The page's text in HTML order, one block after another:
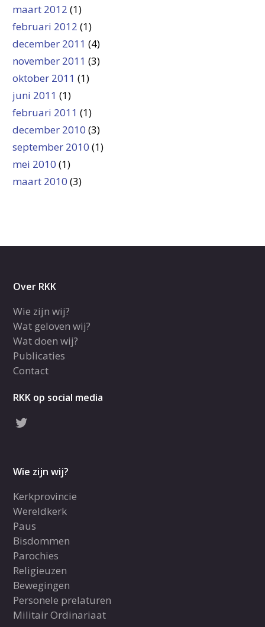
maart 2012 (1)
februari 2012 (1)
december 2011 (4)
november 2011 (3)
oktober 2011 (1)
juni 2011 (1)
februari 2011 (1)
december 2010 (3)
september 2010 (1)
mei 2010 (1)
maart 2010 (3)
Over RKK
Wie zijn wij?
Wat geloven wij?
Wat doen wij?
Publicaties
Contact
RKK op social media
Wie zijn wij?
Kerkprovincie
Wereldkerk
Paus
Bisdommen
Parochies
Religieuzen
Bewegingen
Personele prelaturen
Militair Ordinariaat